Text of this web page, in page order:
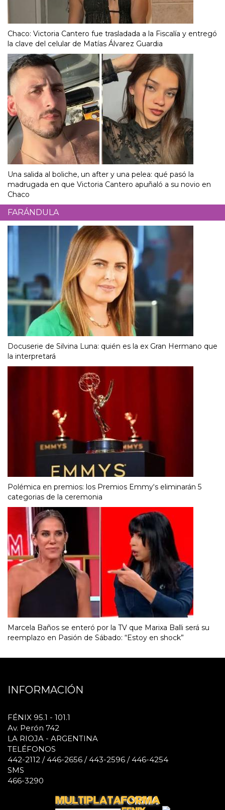
Chaco: Victoria Cantero fue trasladada a la Fiscalía y entregó
la clave del celular de Matías Álvarez Guardia
Una salida al boliche, un after y una pelea: qué pasó la
madrugada en que Victoria Cantero apuñaló a su novio en
Chaco
FARÁNDULA
Docuserie de Silvina Luna: quién es la ex Gran Hermano que
la interpretará
Polémica en premios: los Premios Emmy‘s eliminarán 5
categorias de la ceremonia
Marcela Baños se enteró por la TV que Marixa Balli será su
reemplazo en Pasión de Sábado: “Estoy en shock”
INFORMACIÓN
FÉNIX 95.1 - 101.1
Av. Perón 742
LA RIOJA - ARGENTINA
TELÉFONOS
442-2112 / 446-2656 / 443-2596 / 446-4254
SMS
466-3290